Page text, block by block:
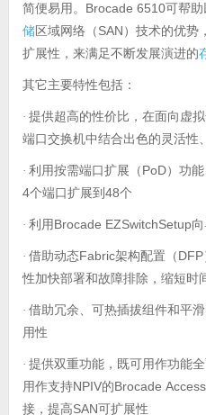
简便易用。 Brocade 6510可帮助
储区域网络（ SAN ）技术的优势
扩展性，来满足不断发展演进的
其它主要特性包括：
· 提供超高的性价比，在面向虚
端口交换机中结合出色的灵活性
· 利用按需端口扩展（PoD）功
4个端口扩展到 48个
· 利用Brocade EZSwitchSetup
· 借助动态Fabric架构配置（ DFP
性加快部署和故障排除，缩短时
· 借助冗余、可热插拔组件和平
用性
· 提供双重功能，既可用作功能
用作支持NPIV的Brocade
接，提高SAN可扩展性